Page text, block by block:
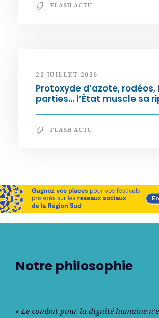
FLASH ACTU
22 JUILLET 2026
Protoxyde d’azote, rodéos,
parties… l’État muscle sa
FLASH ACTU
Notre philosophie
« Le combat pour la dignité humaine